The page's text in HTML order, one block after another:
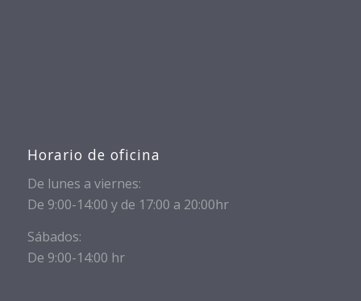
Horario de oficina
De lunes a viernes:
De 9:00-14:00 y de 17:00 a 20:00hr
Sábados:
De 9:00-14:00 hr